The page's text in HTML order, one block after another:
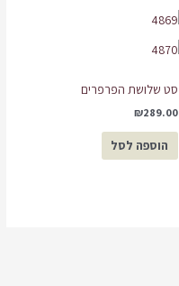
סט שלושת הפרפרים
₪289.00
הוספה לסל